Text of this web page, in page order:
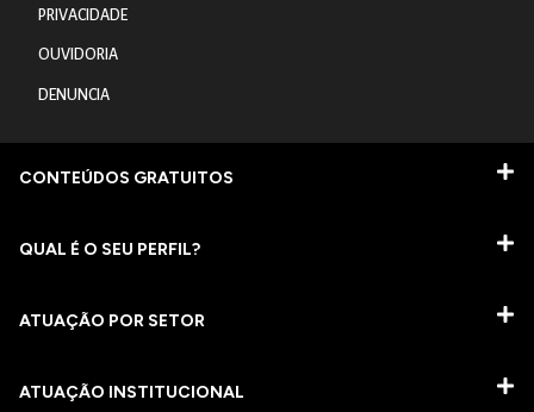
PRIVACIDADE
OUVIDORIA
DENUNCIA
CONTEÚDOS GRATUITOS
QUAL É O SEU PERFIL?
ATUAÇÃO POR SETOR
ATUAÇÃO INSTITUCIONAL